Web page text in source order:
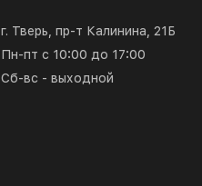
г. Тверь, пр-т Калинина, 21Б
Пн-пт с 10:00 до 17:00
Сб-вс - выходной